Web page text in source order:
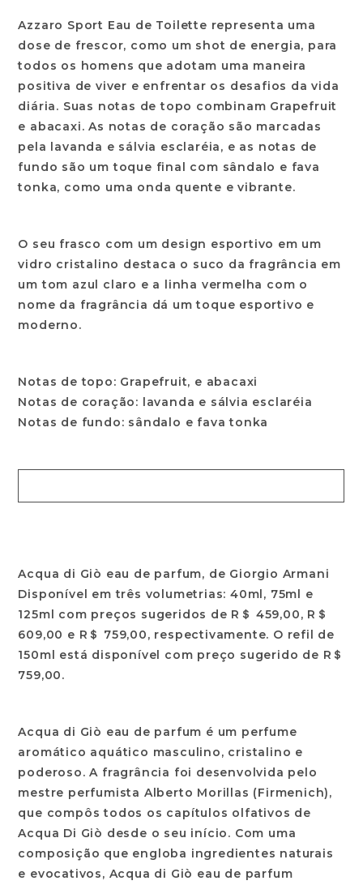
Azzaro Sport Eau de Toilette representa uma
dose de frescor, como um shot de energia, para
todos os homens que adotam uma maneira
positiva de viver e enfrentar os desafios da vida
diária. Suas notas de topo combinam Grapefruit
e abacaxi. As notas de coração são marcadas
pela lavanda e sálvia esclaréia, e as notas de
fundo são um toque final com sândalo e fava
tonka, como uma onda quente e vibrante.
O seu frasco com um design esportivo em um
vidro cristalino destaca o suco da fragrância em
um tom azul claro e a linha vermelha com o
nome da fragrância dá um toque esportivo e
moderno.
Notas de topo: Grapefruit, e abacaxi
Notas de coração: lavanda e sálvia esclaréia
Notas de fundo: sândalo e fava tonka
Acqua di Giò eau de parfum, de Giorgio Armani
Disponível em três volumetrias: 40ml, 75ml e
125ml com preços sugeridos de R＄ 459,00, R＄
609,00 e R＄ 759,00, respectivamente. O refil de
150ml está disponível com preço sugerido de R＄
759,00.
Acqua di Giò eau de parfum é um perfume
aromático aquático masculino, cristalino e
poderoso. A fragrância foi desenvolvida pelo
mestre perfumista Alberto Morillas (Firmenich),
que compôs todos os capítulos olfativos de
Acqua Di Giò desde o seu início. Com uma
composição que engloba ingredientes naturais
e evocativos, Acqua di Giò eau de parfum